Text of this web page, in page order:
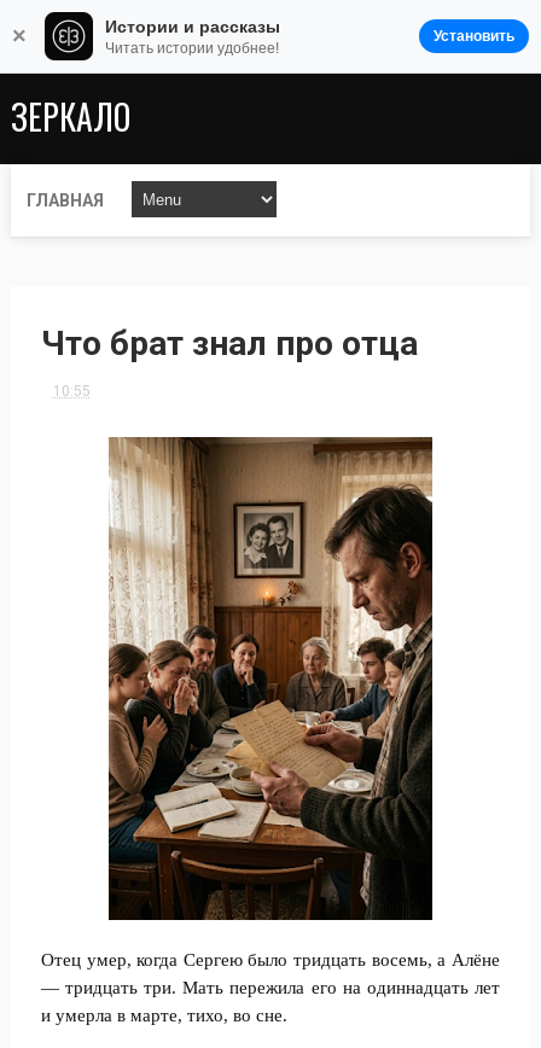
ЗЕРКАЛО
ГЛАВНАЯ
Что брат знал про отца
10:55
Отец умер, когда Сергею было тридцать восемь, а Алёне
— тридцать три. Мать пережила его на одиннадцать лет
и умерла в марте, тихо, во сне.
× Истории и рассказы
Читать истории удобнее!
Установить